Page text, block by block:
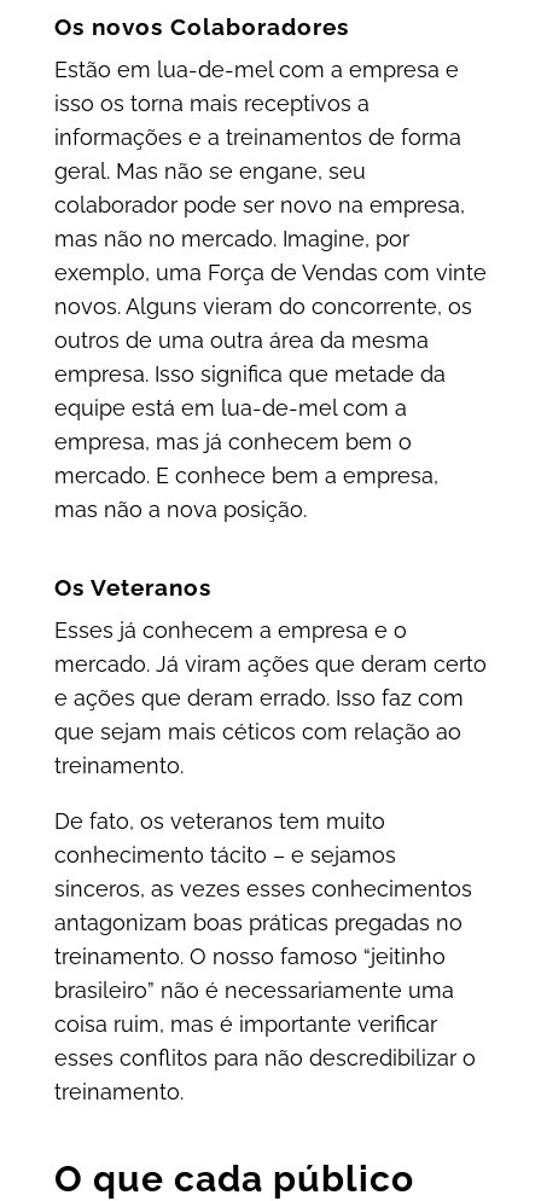
Os novos Colaboradores
Estão em lua-de-mel com a empresa e
isso os torna mais receptivos a
informações e a treinamentos de forma
geral. Mas não se engane, seu
colaborador pode ser novo na empresa,
mas não no mercado. Imagine, por
exemplo, uma Força de Vendas com vinte
novos. Alguns vieram do concorrente, os
outros de uma outra área da mesma
empresa. Isso significa que metade da
equipe está em lua-de-mel com a
empresa, mas já conhecem bem o
mercado. E conhece bem a empresa,
mas não a nova posição.
Os Veteranos
Esses já conhecem a empresa e o
mercado. Já viram ações que deram certo
e ações que deram errado. Isso faz com
que sejam mais céticos com relação ao
treinamento.
De fato, os veteranos tem muito
conhecimento tácito – e sejamos
sinceros, as vezes esses conhecimentos
antagonizam boas práticas pregadas no
treinamento. O nosso famoso “jeitinho
brasileiro” não é necessariamente uma
coisa ruim, mas é importante verificar
esses conflitos para não descredibilizar o
treinamento.
O que cada público